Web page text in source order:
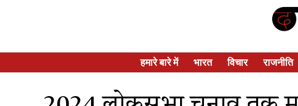
हमारे बारे में भारत विचार राजनीति